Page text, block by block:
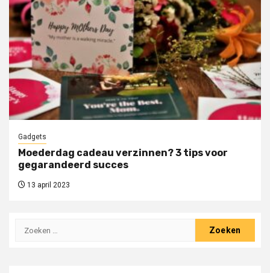
Gadgets
Moederdag cadeau verzinnen? 3 tips voor
gegarandeerd succes
13 april 2023
Zoeken